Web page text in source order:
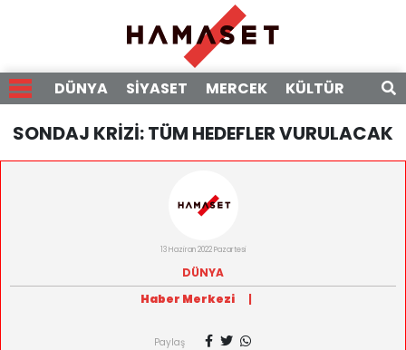
DÜNYA SİYASET MERCEK KÜLTÜR
SONDAJ KRİZİ: TÜM HEDEFLER VURULACAK
13 Haziran 2022 Pazartesi
DÜNYA
Haber Merkezi
|
Paylaş